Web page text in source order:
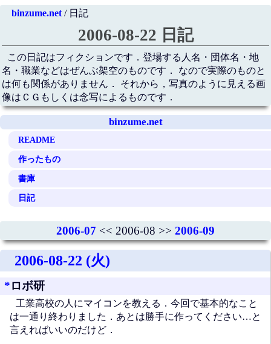
binzume.net/ 日記
2006-08-22 日記
この日記はフィクションです．登場する人名・団体名・地
名・職業などはぜんぶ架空のものです． なので実際のものと
は何も関係がありません． それから，写真のように見える画
像はＣＧもしくは念写によるものです．
binzume.net
README
作ったもの
書庫
日記
2006-07 << 2006-08 >> 2006-09
2006-08-22 (火)
*ロボ研
工業高校の人にマイコンを教える．今回で基本的なこと
は一通り終わりました．あとは勝手に作ってください…と
言えればいいのだけど．